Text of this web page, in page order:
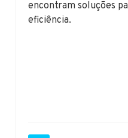
encontram soluções
eficiência.